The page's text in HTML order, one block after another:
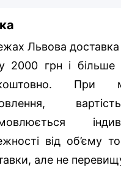
Львова
2000 грн і більше
При
від об’єму
але не